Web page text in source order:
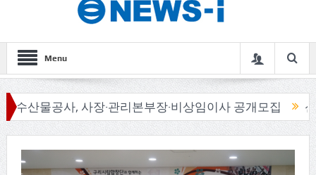
Menu
공사, 사장·관리본부장·비상임이사 공개모집 신동화 구